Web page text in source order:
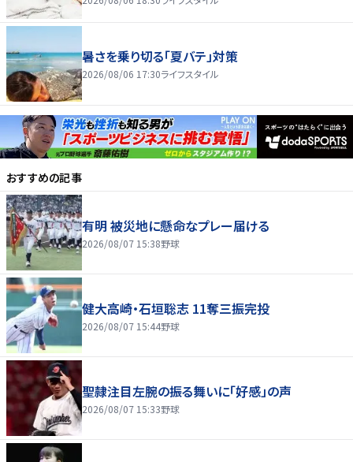
暑さを乗り切る「夏バテ」対策
2026/08/06 17:30ライフスタイル
おすすめの記事
有明 被災地に懸命なプレー届ける
2026/08/07 15:38野球
健大高崎・石垣聡志 11奪三振完投
2026/08/07 15:44野球
聖隷注目左腕の振る舞いに「好感」の声
2026/08/07 15:33野球